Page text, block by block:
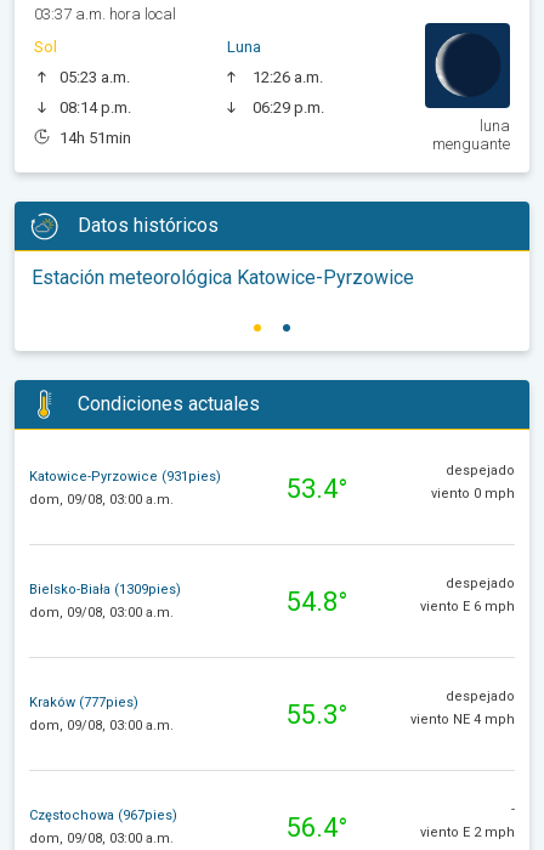
03:37 a.m. hora local
Sol
05:23 a.m.
08:14 p.m.
14h 51min
Luna
12:26 a.m.
06:29 p.m.
luna
menguante
Datos históricos
Estación meteorológica Katowice-Pyrzowice
Condiciones actuales
Katowice-Pyrzowice (931pies)
dom, 09/08, 03:00 a.m.
53.4°
despejado
viento 0 mph
Bielsko-Biała (1309pies)
dom, 09/08, 03:00 a.m.
54.8°
despejado
viento E 6 mph
Kraków (777pies)
dom, 09/08, 03:00 a.m.
55.3°
despejado
viento NE 4 mph
Częstochowa (967pies)
dom, 09/08, 03:00 a.m.
56.4°
-
viento E 2 mph